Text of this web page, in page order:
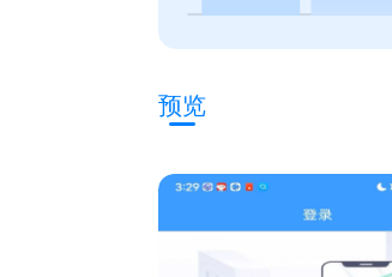
预览